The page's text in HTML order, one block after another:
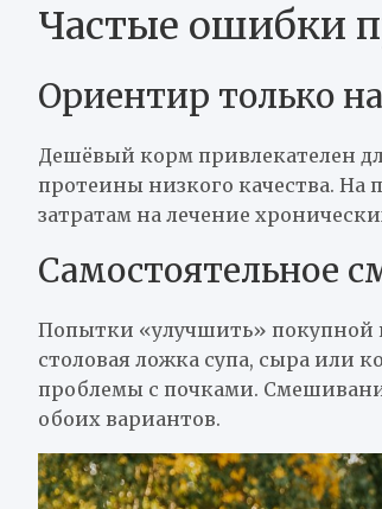
Частые ошибки
Ориентир только
Дешёвый корм привлекателен
протеины низкого качества.
затратам на лечение
Самостоятельное
Попытки «улучшить» покупной
столовая ложка супа, сыра или
проблемы с почками.
обоих вариантов.